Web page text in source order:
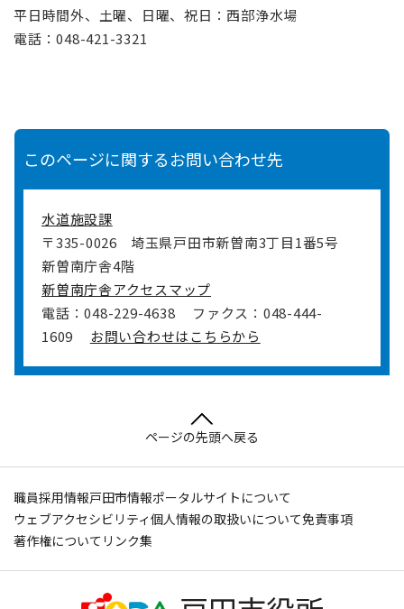
平日時間外、土曜、日曜、祝日：西部浄水場
電話：048-421-3321
このページに関するお問い合わせ先
水道施設課
〒335-0026
埼玉県戸田市新曽南3丁目1番5号
新曽南庁舎4階
新曽南庁舎アクセスマップ
電話：048-229-4638
ファクス：048-444-
1609
お問い合わせはこちらから
ページの先頭へ戻る
職員採用情報戸田市情報ポータルサイトについて
ウェブアクセシビリティ個人情報の取扱いについて免責事項
著作権について リンク集